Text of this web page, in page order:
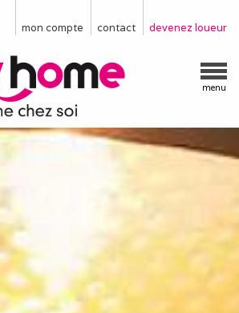
devenez loueur
contact
mon compte
menu